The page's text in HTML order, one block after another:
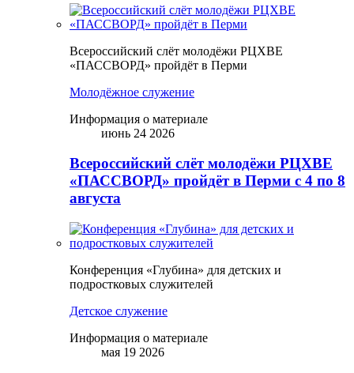
Всероссийский слёт молодёжи РЦХВЕ
«ПАССВОРД» пройдёт в Перми
Молодёжное служение
Информация о материале
июнь 24 2026
Всероссийский слёт молодёжи РЦХВЕ
«ПАССВОРД» пройдёт в Перми с 4 по 8
августа
Конференция «Глубина» для детских и
подростковых служителей
Детское служение
Информация о материале
мая 19 2026